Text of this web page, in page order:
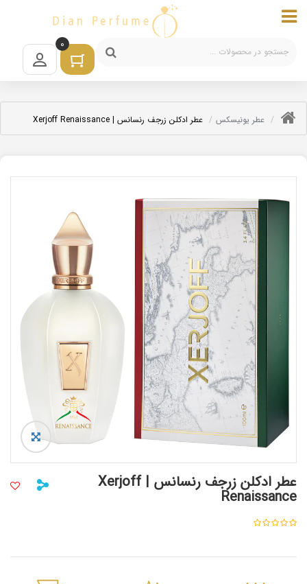
0
عطر یونیسکس عطر ادکلن زرجف رنسانس | Xerjoff Renaissance
عطر ادکلن زرجف رنسانس | Xerjoff
Renaissance